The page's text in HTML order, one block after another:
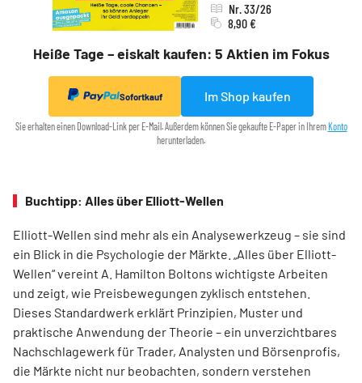
Heiße Tage – eiskalt kaufen: 5 Aktien im Fokus
Nr. 33/26
8,90 €
Sofortkauf Im Shop kaufen
Sie erhalten einen Download-Link per E-Mail. Außerdem können Sie gekaufte E-Paper in Ihrem Konto
herunterladen.
Buchtipp: Alles über Elliott-Wellen
Elliott-Wellen sind mehr als ein Analysewerkzeug – sie sind
ein Blick in die Psychologie der Märkte. „Alles über Elliott-
Wellen“ vereint A. Hamilton Boltons wichtigste Arbeiten
und zeigt, wie Preisbewegungen zyklisch entstehen.
Dieses Standardwerk erklärt Prinzipien, Muster und
praktische Anwendung der Theorie – ein unverzichtbares
Nachschlagewerk für Trader, Analysten und Börsenprofis,
die Märkte nicht nur beobachten, sondern verstehen